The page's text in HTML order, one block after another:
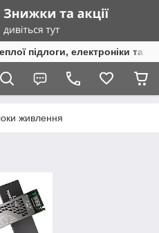
підлоги, електроніки та
живлення